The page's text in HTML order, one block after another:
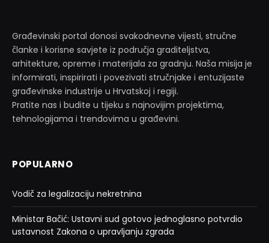
Građevinski portal donosi svakodnevne vijesti, stručne
članke i korisne savjete iz područja graditeljstva,
arhitekture, opreme i materijala za gradnju. Naša misija je
informirati, inspirirati i povezivati stručnjake i entuzijaste
građevinske industrije u Hrvatskoj i regiji.
Pratite nas i budite u tijeku s najnovijim projektima,
tehnologijama i trendovima u građevini.
POPULARNO
Vodič za legalizaciju nekretnina
Ministar Bačić: Ustavni sud gotovo jednoglasno potvrdio
ustavnost Zakona o upravljanju zgrada